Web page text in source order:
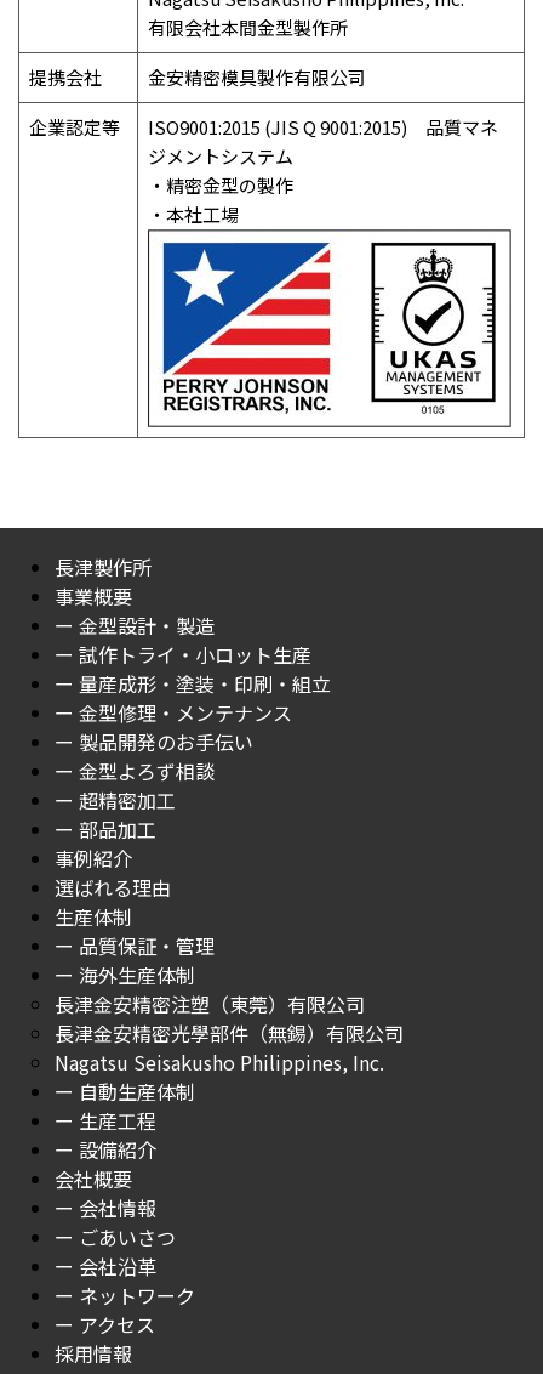
有限会社本間金型製作所
提携会社
金安精密模具製作有限公司
企業認定等
ISO9001:2015 (JIS Q 9001:2015) 品質マネ
ジメントシステム
・精密金型の製作
・本社工場
長津製作所
事業概要
ー 金型設計・製造
ー 試作トライ・小ロット生産
ー 量産成形・塗装・印刷・組立
ー 金型修理・メンテナンス
ー 製品開発のお手伝い
ー 金型よろず相談
ー 超精密加工
ー 部品加工
事例紹介
選ばれる理由
生産体制
ー 品質保証・管理
ー 海外生産体制
長津金安精密注塑（東莞）有限公司
長津金安精密光學部件（無錫）有限公司
Nagatsu Seisakusho Philippines, Inc.
ー 自動生産体制
ー 生産工程
ー 設備紹介
会社概要
ー 会社情報
ー ごあいさつ
ー 会社沿革
ー ネットワーク
ー アクセス
採用情報